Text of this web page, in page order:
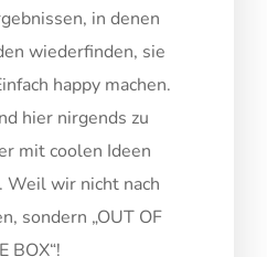
in denen
wiederfinden, sie
happy machen.
hier nirgends zu
mit coolen Ideen
Weil wir nicht nach
sondern „OUT OF
BOX“!